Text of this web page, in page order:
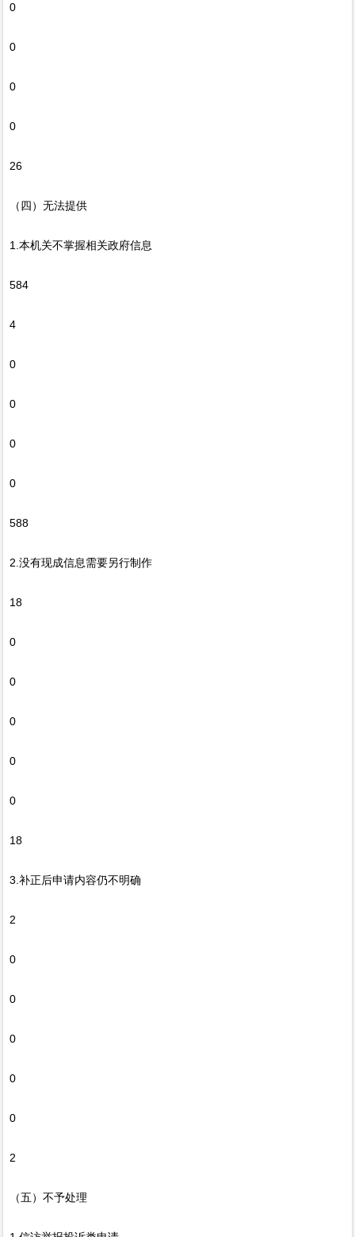
0
0
0
0
26
（四）无法提供
1.本机关不掌握相关政府信息
584
4
0
0
0
0
588
2.没有现成信息需要另行制作
18
0
0
0
0
0
18
3.补正后申请内容仍不明确
2
0
0
0
0
0
2
（五）不予处理